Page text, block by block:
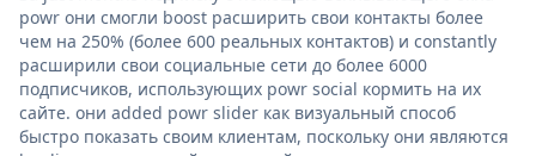
powr они смогли boost расширить свои контакты более
чем на 250% (более 600 реальных контактов) и constantly
расширили свои социальные сети до более 6000
подписчиков, использующих powr social кормить на их
сайте. они added powr slider как визуальный способ
быстро показать своим клиентам, поскольку они являются